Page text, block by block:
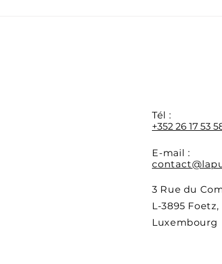
Tél :
+352 26 17 53
E-mail :
3 Rue du
L-3895 Foetz,
Luxembourg